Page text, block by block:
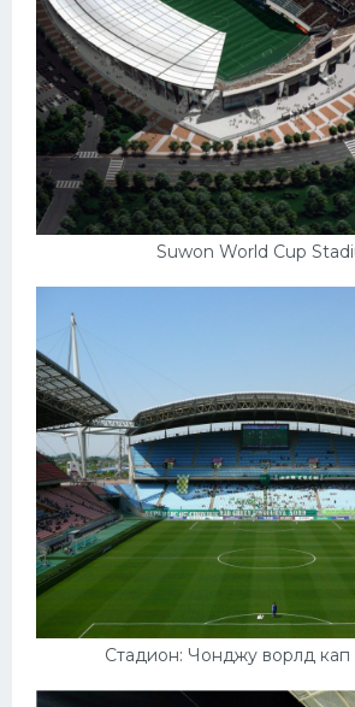
Suwon World Cup
Стадион: Чонджу ворлд